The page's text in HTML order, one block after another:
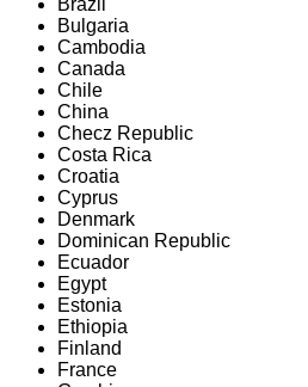
Brazil
Bulgaria
Cambodia
Canada
Chile
China
Checz Republic
Costa Rica
Croatia
Cyprus
Denmark
Dominican Republic
Ecuador
Egypt
Estonia
Ethiopia
Finland
France